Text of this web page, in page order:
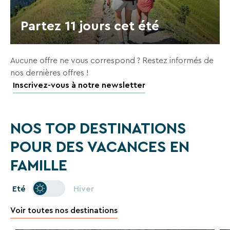
Partez 11 jours cet été
Aucune offre ne vous correspond ? Restez informés de
nos dernières offres !
Inscrivez-vous à notre newsletter
NOS TOP DESTINATIONS
POUR DES VACANCES EN
FAMILLE
Eté
Hiver
Voir toutes nos destinations
En
renseignant
votre
adresse
email
acceptez
de
recevoir
VTF.
pouvez
vous
désinscrire
tout
moment
à
l’aide